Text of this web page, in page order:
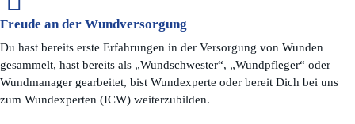
Freude an der Wundversorgung
Du hast bereits erste Erfahrungen in der Versorgung von Wunden
gesammelt, hast bereits als „Wundschwester“, „Wundpfleger“ oder
Wundmanager gearbeitet, bist Wundexperte oder bereit Dich bei uns
zum Wundexperten (ICW) weiterzubilden.